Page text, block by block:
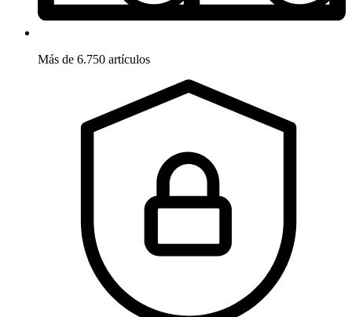
Más de 6.750 artículos